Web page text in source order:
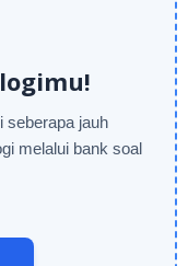
seberapa jauh
melalui bank soal